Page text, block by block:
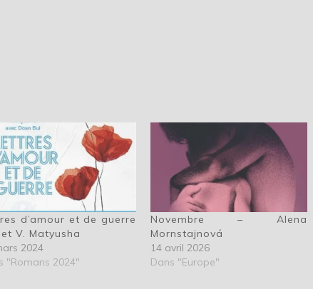
d’amour et de guerre
et V. Matyusha
2024
"Romans 2024"
Novembre – Alena
Mornstajnová
14 avril 2026
Dans "Europe"